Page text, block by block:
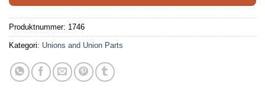
Produktnummer: 1746
Kategori: Unions and Union Parts